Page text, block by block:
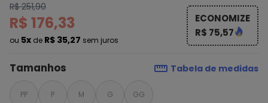
R$ 251,90
R$ 176,33
ou 5x de R$ 35,27 sem juros
ECONOMIZE
R$ 75,57
Tamanhos Tabela de medidas
PP P M G GG